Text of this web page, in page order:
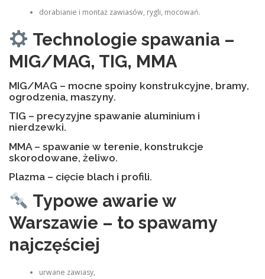
dorabianie i montaż zawiasów, rygli, mocowań.
Technologie spawania –
MIG/MAG, TIG, MMA
MIG/MAG – mocne spoiny konstrukcyjne, bramy,
ogrodzenia, maszyny.
TIG – precyzyjne spawanie aluminium i
nierdzewki.
MMA – spawanie w terenie, konstrukcje
skorodowane, żeliwo.
Plazma – cięcie blach i profili.
Typowe awarie w
Warszawie – to spawamy
najczęściej
urwane zawiasy,